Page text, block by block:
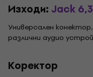
Изходи:Jack
Универсален
различни аудио
Kоректор